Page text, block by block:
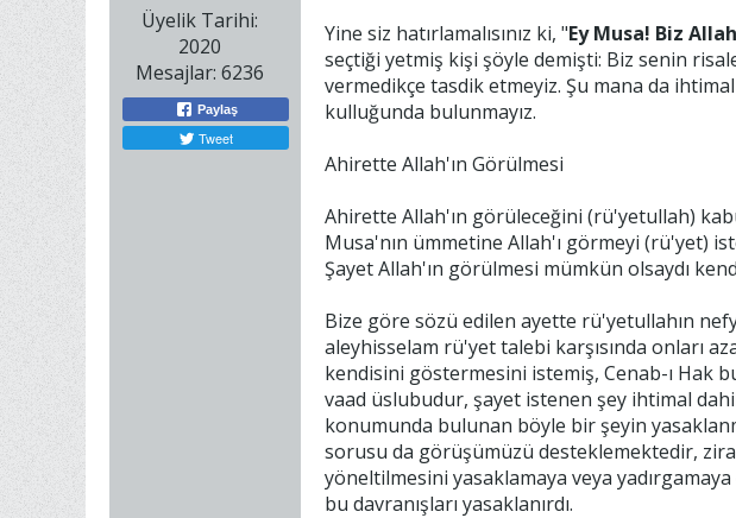
Üyelik Tarihi:
2020
Mesajlar: 6236
Paylaş
Tweet
Yine siz hatırlamalısınız ki, "Ey Musa! Biz
seçtiği yetmiş kişi şöyle demişti: Biz senin
vermedikçe tasdik etmeyiz. Şu mana da
kulluğunda bulunmayız.
Ahirette Allah'ın Görülmesi
Ahirette Allah'ın görüleceğini (rü'yetullah)
Musa'nın ümmetine Allah'ı görmeyi (rü'yet)
Şayet Allah'ın görülmesi mümkün olsaydı
Bize göre sözü edilen ayette rü'yetullahın
aleyhisselam rü'yet talebi karşısında onları
kendisini göstermesini istemiş, Cenab-ı Hak
vaad üslubudur, şayet istenen şey ihtimal
konumunda bulunan böyle bir şeyin
sorusu da görüşümüzü desteklemektedir,
yöneltilmesini yasaklamaya veya
bu davranışları yasaklanırdı.